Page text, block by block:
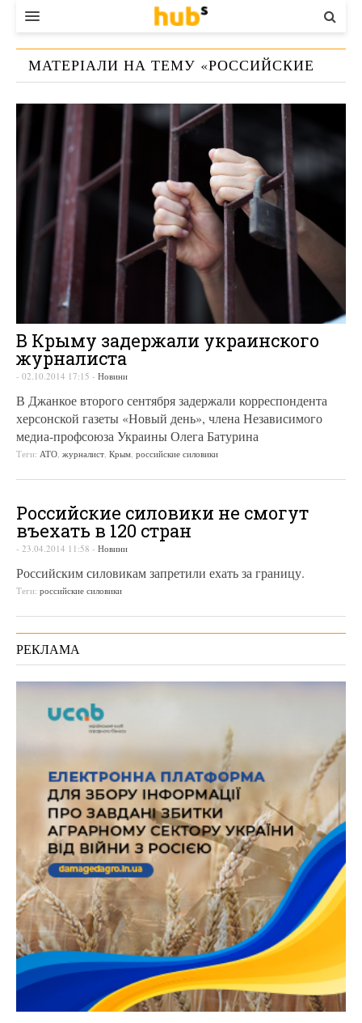
ВЛАДА
ЕКОНОМІКА
СТАРТЕР
КОНТАКТИ
МАТЕРІАЛИ НА ТЕМУ «РОССИЙСКИЕ
В Крыму задержали украинского
журналиста
- 02.10.2014 17:15 - Новини
В Джанкое второго сентября задержали корреспондента
херсонской газеты «Новый день», члена Независимого
медиа-профсоюза Украины Олега Батурина
Теги: АТО, журналист, Крым, российские силовики
Российские силовики не смогут
въехать в 120 стран
- 23.04.2014 11:58 - Новини
Российским силовикам запретили ехать за границу.
Теги: российские силовики
РЕКЛАМА